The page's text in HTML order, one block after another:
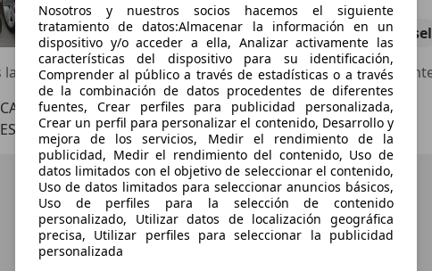
11/2011 84.110 km Diésel
CALVIA CAR SALES
ES-07180 Calvia
Nosotros y nuestros socios hacemos el siguiente
tratamiento de datos:Almacenar la información en un
dispositivo y/o acceder a ella, Analizar activamente las
características del dispositivo para su identificación,
Comprender al público a través de estadísticas o a través
de la combinación de datos procedentes de diferentes
fuentes, Crear perfiles para publicidad personalizada,
Crear un perfil para personalizar el contenido, Desarrollo y
mejora de los servicios, Medir el rendimiento de la
publicidad, Medir el rendimiento del contenido, Uso de
datos limitados con el objetivo de seleccionar el contenido,
Uso de datos limitados para seleccionar anuncios básicos,
Uso de perfiles para la selección de contenido
personalizado, Utilizar datos de localización geográfica
precisa, Utilizar perfiles para seleccionar la publicidad
personalizada